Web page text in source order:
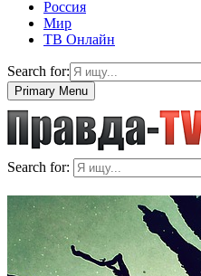
Россия
Мир
ТВ Онлайн
Search for:
Primary Menu
Search for: